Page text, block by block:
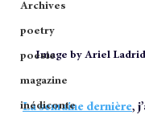
Archives
poetry
poesie
magazine
inédiconte
Image by Ariel
La semaine dernière,